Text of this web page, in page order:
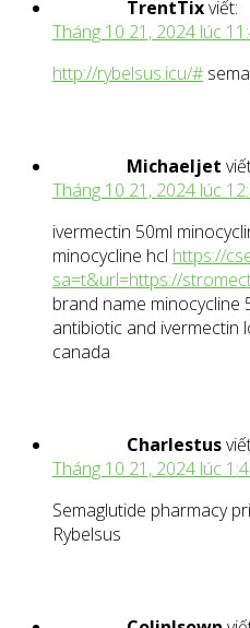
TrentTixviết:
Tháng 10 21, 2024 lúc
http://rybelsus.icu/#
Michaeljet
Tháng 10 21, 2024 lúc
ivermectin 50ml
minocycline hcl https://
sa=t&url=https://
brand name minocycline
antibiotic and ivermectin
canada
Charlestus
Tháng 10 21, 2024 lúc
Semaglutide pharmacy
Rybelsus